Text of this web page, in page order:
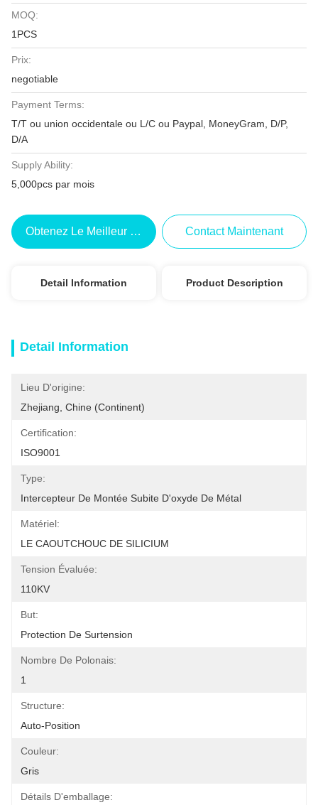
MOQ:
1PCS
Prix:
negotiable
Payment Terms:
T/T ou union occidentale ou L/C ou Paypal, MoneyGram, D/P,
D/A
Supply Ability:
5,000pcs par mois
Obtenez Le Meilleur Prix Contact Maintenant
Detail Information Product Description
Detail Information
Lieu D'origine:
Zhejiang, Chine (continent)
Certification:
ISO9001
Type:
Intercepteur De Montée Subite D'oxyde De Métal
Matériel:
LE CAOUTCHOUC DE SILICIUM
Tension Évaluée:
110KV
But:
Protection De Surtension
Nombre De Polonais:
1
Structure:
Auto-Position
Couleur:
Gris
Détails D'emballage: